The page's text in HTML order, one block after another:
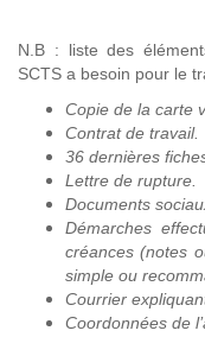
N.B : liste des
SCTS a besoin pour le
Copie de la carte
Contrat de travail.
36 dernières
Lettre de rupture.
Documents
Démarches
créances (notes
simple ou
Courrier
Coordonnées de